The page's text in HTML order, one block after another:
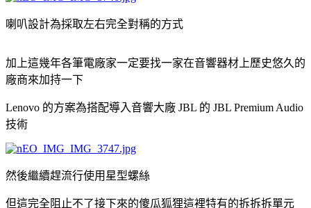
喇叭設計為採取左右完全對稱的方式
加上這幾年各筆電廠家一定要找一家在音響器材上歷史悠久的
廠商來加持一下
Lenovo 的方案為搭配導入音響大廠 JBL 的 JBL Premium Audio
技術
然後繼續趕流行使用星型螺絲
但這完全阻止不了接下來的傻瓜狐狸這裡特有的拆拆拆單元